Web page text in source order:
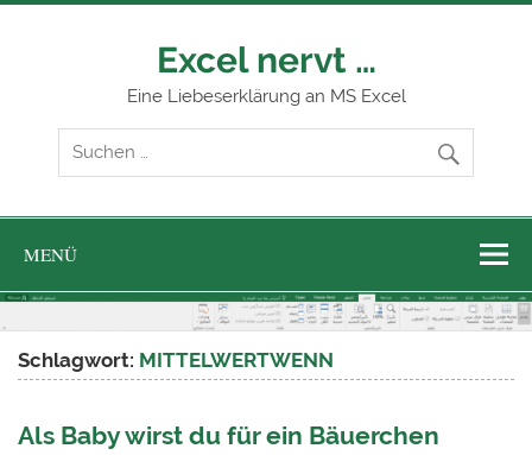
Zum
Excel nervt …
Eine Liebeserklärung an MS Excel
MENÜ
Schlagwort: MITTELWERTWENN
Als Baby wirst du für ein Bäuerchen